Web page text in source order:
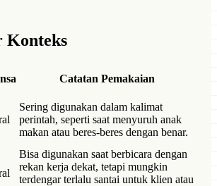
Konteks
Catatan Pemakaian
Sering digunakan dalam kalimat
perintah, seperti saat menyuruh anak
makan atau beres-beres dengan benar.
Bisa digunakan saat berbicara dengan
rekan kerja dekat, tetapi mungkin
terdengar terlalu santai untuk klien atau